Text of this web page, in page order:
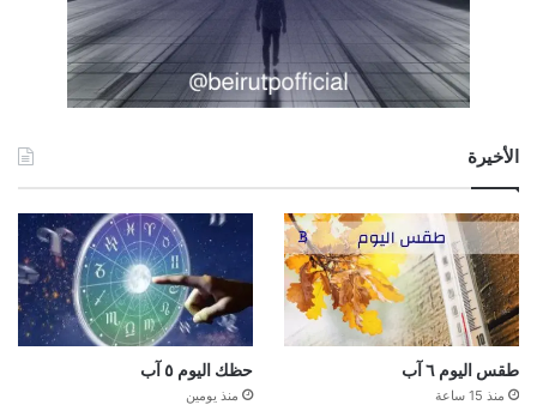
الأخيرة
طقس اليوم ٦ آب
منذ 15 ساعة
حظك اليوم ٥ آب
منذ يومين